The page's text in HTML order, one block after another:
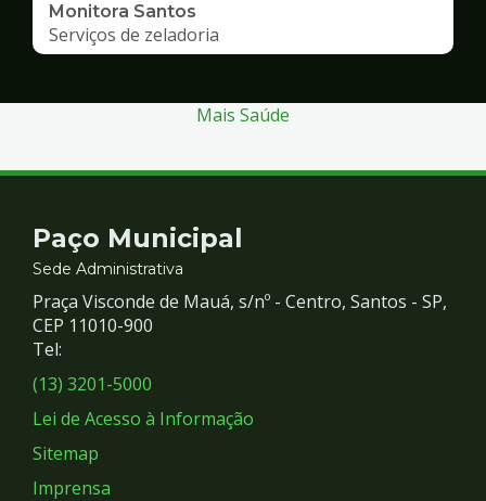
Monitora Santos
Serviços de zeladoria
Mais Saúde
Contato
e
Redes
Sociais
Paço Municipal
Sede Administrativa
Praça Visconde de Mauá, s/nº - Centro, Santos - SP,
CEP 11010-900
Tel:
(13) 3201-5000
Lei de Acesso à Informação
Sitemap
Imprensa